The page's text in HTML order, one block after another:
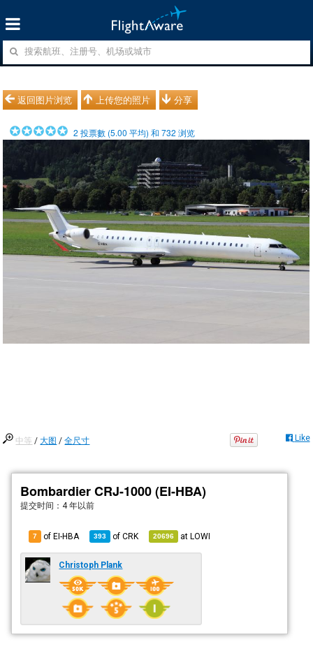
返回图片浏览 上传您的照片 分享
2 投票數 (5.00 平均) 和732 浏览
中等 /大图 /全尺寸 Like
Bombardier CRJ-1000 (EI-HBA)
提交时间： 4 年以前
7 of EI-HBA 393 ofCRK 20696 atLOWI
Christoph Plank